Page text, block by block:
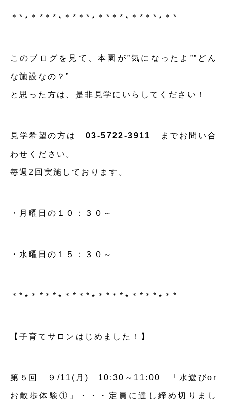
＊*⋆＊*＊*⋆＊*＊*⋆＊*＊*⋆＊*＊*⋆＊*
このブログを見て、本園が”気になったよ””どん
な施設なの？”
と思った方は、是非見学にいらしてください！
見学希望の方は 03-5722-3911 までお問い合
わせください。
毎週2回実施しております。
・月曜日の１０：３０～
・水曜日の１５：３０～
＊*⋆＊*＊*⋆＊*＊*⋆＊*＊*⋆＊*＊*⋆＊*
【子育てサロンはじめました！】
第５回 ９/11(月) 10:30～11:00 「水遊びor
お散歩体験①」・・・定員に達し締め切りまし